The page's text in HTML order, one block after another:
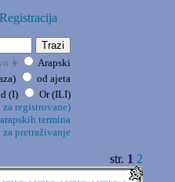
Registracija
﴿
Arapski
od ajeta
(I)
Or (ILI)
za registrovane)
termina
za pretraživanje
str. 1 2